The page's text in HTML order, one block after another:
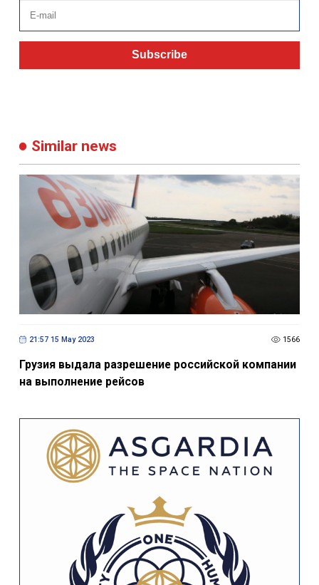
Subscribe
Similar news
21:57 15 May 2023 1566
Грузия выдала разрешение российской компании
на выполнение рейсов